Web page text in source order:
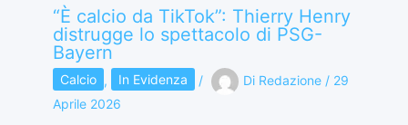
“È calcio da TikTok”: Thierry Henry
distrugge lo spettacolo di PSG-
Bayern
Calcio , In Evidenza / Di Redazione / 29
Aprile 2026